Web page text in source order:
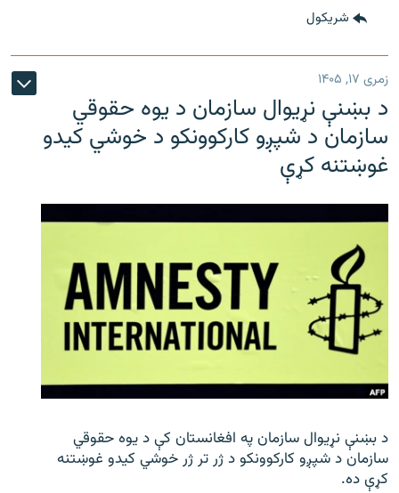
شريکول
زمری ۱۷, ۱۴۰۵
د بښنې نړیوال سازمان د یوه حقوقي
سازمان د شپږو کارکوونکو د خوشي کیدو
غوښتنه کړې
د بښنې نړیوال سازمان په افغانستان کې د یوه حقوقي
سازمان د شپږو کارکوونکو د ژر تر ژر خوشي کیدو غوښتنه
کړې ده.